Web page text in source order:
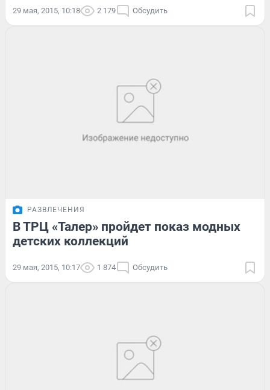
29 мая, 2015, 10:18 2 179 Обсудить
РАЗВЛЕЧЕНИЯ
В ТРЦ «Талер» пройдет показ модных
детских коллекций
29 мая, 2015, 10:17 1 874 Обсудить